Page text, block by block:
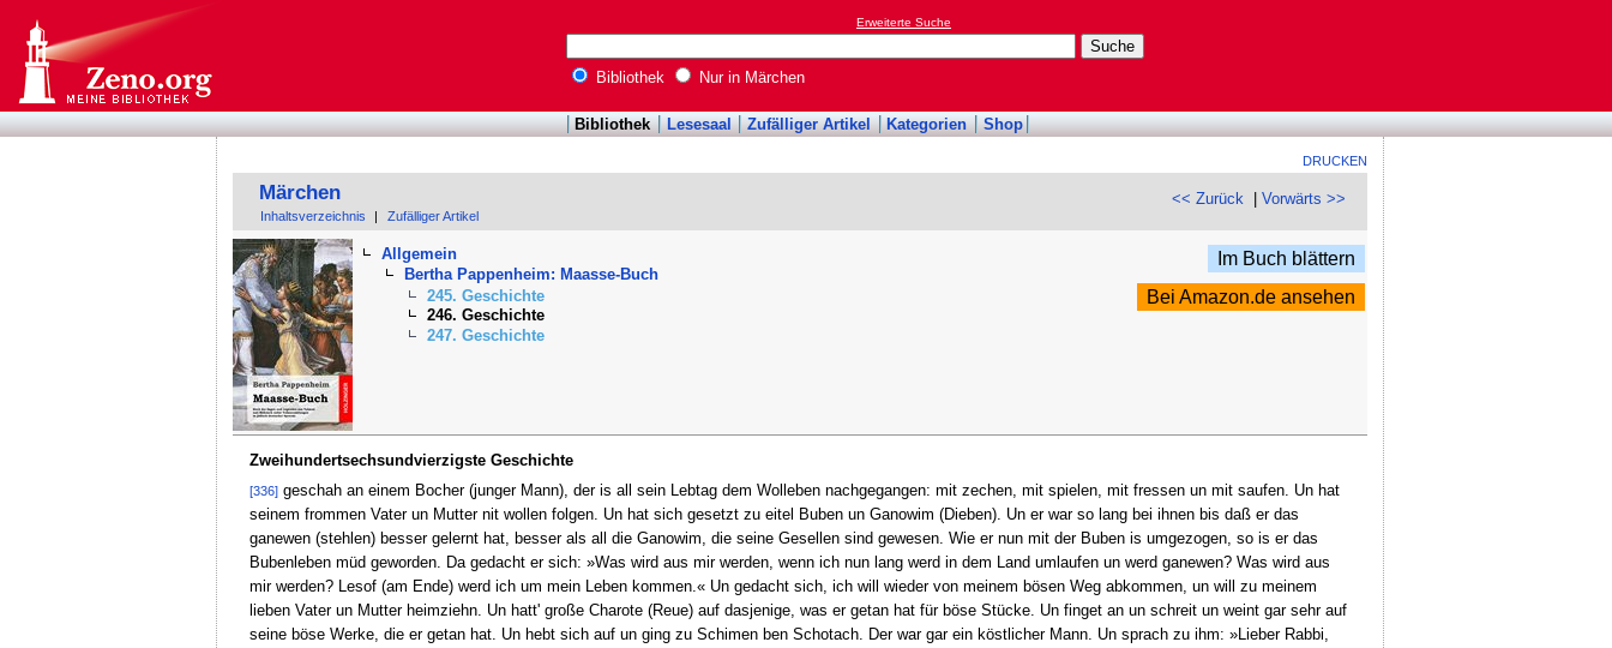
Erweiterte Suche
Bibliothek Nur in Märchen
Bibliothek Lesesaal Zufälliger Artikel Kategorien Shop
DRUCKEN
<< Zurück |Vorwärts >>
Märchen
Inhaltsverzeichnis Zufälliger Artikel
Allgemein
Bertha Pappenheim: Maasse-Buch
245. Geschichte
246. Geschichte
247. Geschichte
Im Buch blättern
Bei Amazon.de ansehen
Zweihundertsechsundvierzigste Geschichte
[336]geschah an einem Bocher (junger Mann), der is all sein Lebtag dem Wolleben nachgegangen: mit zechen, mit spielen, mit fressen un mit saufen. Un hat
seinem frommen Vater un Mutter nit wollen folgen. Un hat sich gesetzt zu eitel Buben un Ganowim (Dieben). Un er war so lang bei ihnen bis daß er das
ganewen (stehlen) besser gelernt hat, besser als all die Ganowim, die seine Gesellen sind gewesen. Wie er nun mit der Buben is umgezogen, so is er das
Bubenleben müd geworden. Da gedacht er sich: »Was wird aus mir werden, wenn ich nun lang werd in dem Land umlaufen un werd ganewen? Was wird aus
mir werden? Lesof (am Ende) werd ich um mein Leben kommen.« Un gedacht sich, ich will wieder von meinem bösen Weg abkommen, un will zu meinem
lieben Vater un Mutter heimziehn. Un hatt' große Charote (Reue) auf dasjenige, was er getan hat für böse Stücke. Un finget an un schreit un weint gar sehr auf
seine böse Werke, die er getan hat. Un hebt sich auf un ging zu Schimen ben Schotach. Der war gar ein köstlicher Mann. Un sprach zu ihm: »Lieber Rabbi,